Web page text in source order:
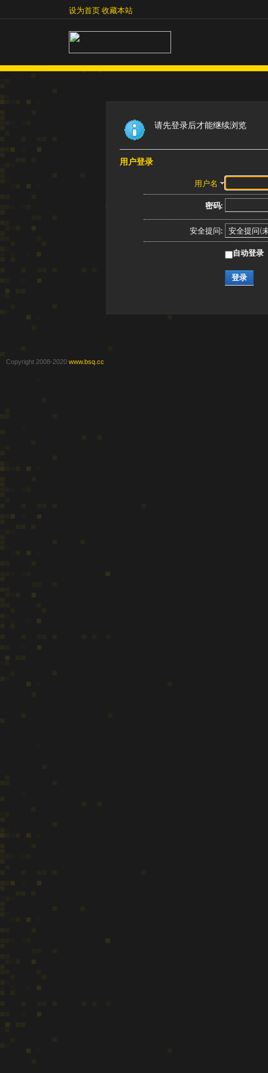
收藏本站设为首页收藏本站
请先登录后才能继续浏览
用户登录
用户名
密码:
安全提问:
自动登录
登录
Copyright 2008-2020 www.bsq.cc